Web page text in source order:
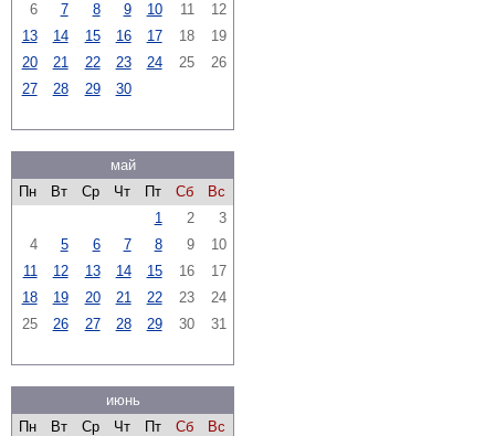
6
7 8 9 10 11
12
13
14 15 16 17 18
19
20
21 22 23 24 25
26
27
28 29 30
май
Пн
Вт Ср Чт Пт Сб
Вс
1
2
3
4
5 6 7 8 9
10
11
12 13 14 15 16
17
18
19 20 21 22 23
24
25
26 27 28 29 30 31
июнь
Пн
Вт Ср Чт Пт Сб
Вс